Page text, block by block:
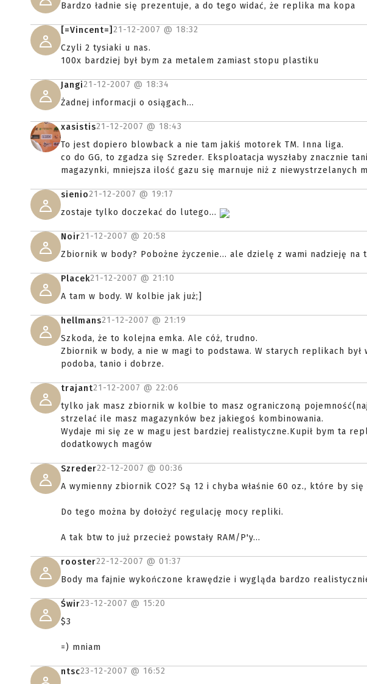
Bardzo ładnie się prezentuje, a do tego widać, że replika ma kopa
[=Vincent=] 21-12-2007 @ 18:32
Czyli 2 tysiaki u nas.
100x bardziej był bym za metalem zamiast stopu plastiku
Jangi21-12-2007 @ 18:34
Żadnej informacji o osiągach...
xasistis21-12-2007 @ 18:43
To jest dopiero blowback a nie tam jakiś motorek TM. Inna liga.
co do GG, to zgadza się Szreder. Eksploatacja wyszłaby znacznie
magazynki, mniejsza ilość gazu się marnuje niż z niewystrzelanych
sienio21-12-2007 @ 19:17
zostaje tylko doczekać do lutego...
Noir21-12-2007 @ 20:58
Zbiornik w body? Pobożne życzenie... ale dzielę z wami nadzieję na
Placek21-12-2007 @ 21:10
A tam w body. W kolbie jak już;]
hellmans21-12-2007 @ 21:19
Szkoda, że to kolejna emka. Ale cóż, trudno.
Zbiornik w body, a nie w magi to podstawa. W starych replikach
podoba, tanio i dobrze.
trajant21-12-2007 @ 22:06
tylko jak masz zbiornik w kolbie to masz ograniczoną
strzelać ile masz magazynków bez jakiegoś kombinowania.
Wydaje mi się ze w magu jest bardziej realistyczne.Kupił bym ta
dodatkowych magów
Szreder22-12-2007 @ 00:36
A wymienny zbiornik CO2? Są 12 i chyba właśnie 60 oz., które by się
Do tego można by dołożyć regulację mocy repliki.
A tak btw to już przecież powstały RAM/P'y...
rooster22-12-2007 @ 01:37
Body ma fajnie wykończone krawędzie i wygląda bardzo
Świr23-12-2007 @ 15:20
$3
=) mniam
ntsc23-12-2007 @ 16:52